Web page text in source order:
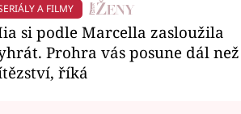
A FILMY
si podle Marcella zasloužila
Prohra vás posune dál než
říká